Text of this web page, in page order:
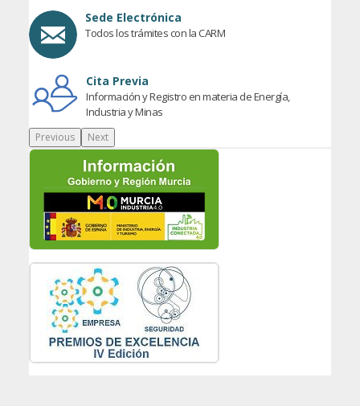
Sede Electrónica
Todos los trámites con la CARM
Cita Previa
Información y Registro en materia de Energía,
Industria y Minas
Previous Next